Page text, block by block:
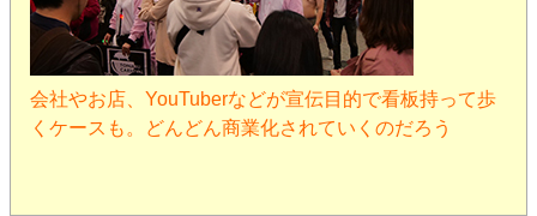
会社やお店、YouTuberなどが宣伝目的で看板持って歩
くケースも。どんどん商業化されていくのだろう